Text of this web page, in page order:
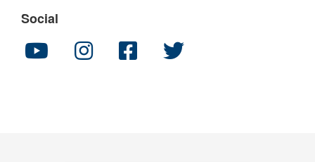
Social